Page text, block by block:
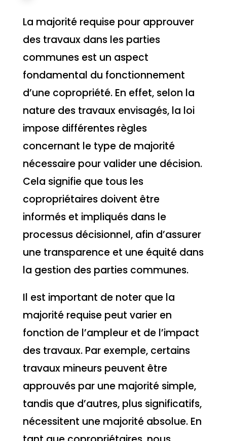
La majorité requise pour approuver
des travaux dans les parties
communes est un aspect
fondamental du fonctionnement
d’une copropriété. En effet, selon la
nature des travaux envisagés, la loi
impose différentes règles
concernant le type de majorité
nécessaire pour valider une décision.
Cela signifie que tous les
copropriétaires doivent être
informés et impliqués dans le
processus décisionnel, afin d’assurer
une transparence et une équité dans
la gestion des parties communes.
Il est important de noter que la
majorité requise peut varier en
fonction de l’ampleur et de l’impact
des travaux. Par exemple, certains
travaux mineurs peuvent être
approuvés par une majorité simple,
tandis que d’autres, plus significatifs,
nécessitent une majorité absolue. En